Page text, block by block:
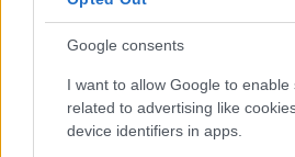
Google consents
I want to allow Google to enable
related to advertising like
device identifiers in apps.
πρωθυπουργό της Νέας
Κλαρκ, κατέταξε 180
θέση διεθνώς, με πρώτη τη
τελευταία την